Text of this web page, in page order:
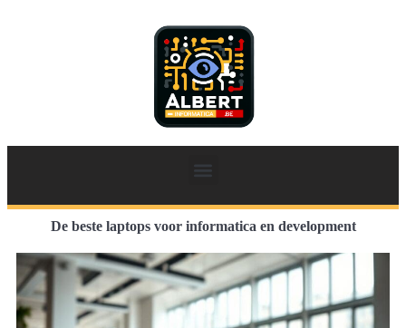
De beste laptops voor informatica en development